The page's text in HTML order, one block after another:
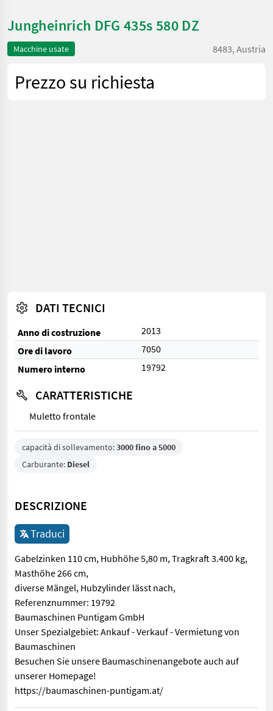
Jungheinrich DFG 435s 580 DZ
Macchine usate 8483, Austria
Prezzo su richiesta
DATI TECNICI
Anno di costruzione
2013
Ore di lavoro
7050
Numero interno
19792
CARATTERISTICHE
Muletto frontale
capacità di sollevamento:3000 fino a 5000
Carburante: Diesel
DESCRIZIONE
Traduci
Gabelzinken 110 cm, Hubhöhe 5,80 m, Tragkraft 3.400 kg,
Masthöhe 266 cm,
diverse Mängel, Hubzylinder lässt nach,
Referenznummer: 19792
Baumaschinen Puntigam GmbH
Unser Spezialgebiet: Ankauf - Verkauf - Vermietung von
Baumaschinen
Besuchen Sie unsere Baumaschinenangebote auch auf
unserer Homepage!
https://baumaschinen-puntigam.at/
Gabelzinken 110 cm, Hubhöhe 5,80 m, Tragkraft 3.400 kg,